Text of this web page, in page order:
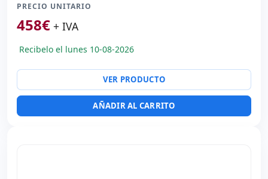
Unidad óptica: DVD
Red: 2 x Broadcom BCM5709C
Alimentación: 2x Fuentes de alimentación (Hotplug)
PRECIO UNITARIO
458€ + IVA
Recibelo el lunes 10-08-2026
VER PRODUCTO
AÑADIR AL CARRITO